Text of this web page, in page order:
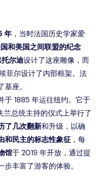
年 ，当时法国历史学家爱
和美国之间联盟的纪念
托尔迪设计了这座雕像，而
菲尔设计了内部框架。法
座。
于 1885 年运往纽约。它于
兰总统主持的仪式上举行了
了几次翻新和升级，以确
和民主的标志性象征，每
馆于 2019 年开放，通过提
丰富了游客的体验。